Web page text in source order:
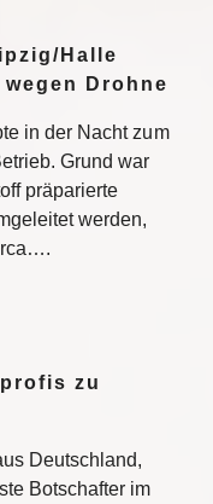
Halle
Drohne
in der Nacht zum
Grund war
präparierte
werden,
zu
Deutschland,
Botschafter im